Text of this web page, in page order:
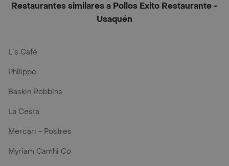
Restaurantes similares a Pollos Exito Restaurante -
Usaquén
L´s Café
Philippe
Baskin Robbins
La Cesta
Mercari - Postres
Myriam Camhi Co